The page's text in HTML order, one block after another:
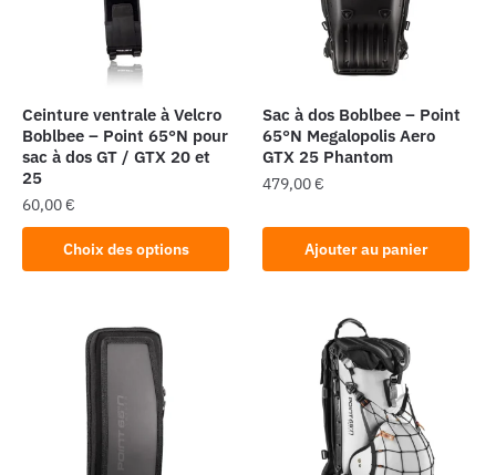
Ceinture ventrale à Velcro
Boblbee – Point 65°N pour
sac à dos GT / GTX 20 et
25
60,00€
Choix des options
produit
variations.
Sac à dos Boblbee – Point
65°N Megalopolis Aero
GTX 25 Phantom
479,00€
Ajouter au panier